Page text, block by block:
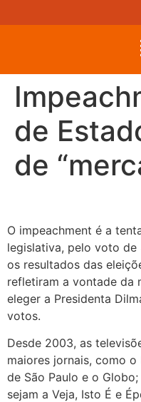
de
de
O impeachment é a
legislativa, pelo voto de
os resultados das
refletiram a vontade da
eleger a Presidenta
votos.
Desde 2003, as
maiores jornais, como o
de São Paulo e o
sejam a Veja, Isto É e